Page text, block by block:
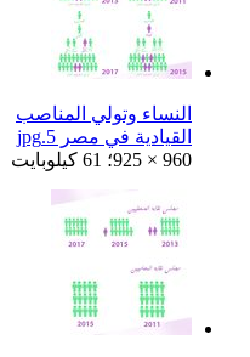
النساء وتولي المناصب
القيادية في مصر 5.jpg
925 × 960؛ 61 كيلوبايت